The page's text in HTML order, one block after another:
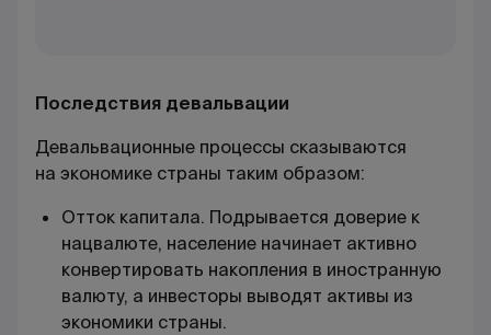
Последствия девальвации
Девальвационные процессы сказываются
на экономике страны таким образом:
Отток капитала. Подрывается доверие к
нацвалюте, население начинает активно
конвертировать накопления в иностранную
валюту, а инвесторы выводят активы из
экономики страны.